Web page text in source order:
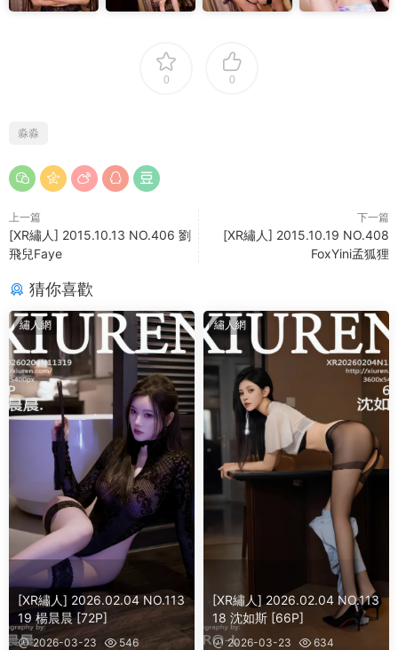
0 0
淼淼
上一篇
[XR繡人] 2015.10.13 NO.406 劉
飛兒Faye
下一篇
[XR繡人] 2015.10.19 NO.408
FoxYini孟狐狸
猜你喜歡
繡人網
[XR繡人] 2026.02.04 NO.113
19 楊晨晨 [72P]
2026-03-23 546
繡人網
[XR繡人] 2026.02.04 NO.113
18 沈如斯 [66P]
2026-03-23 634